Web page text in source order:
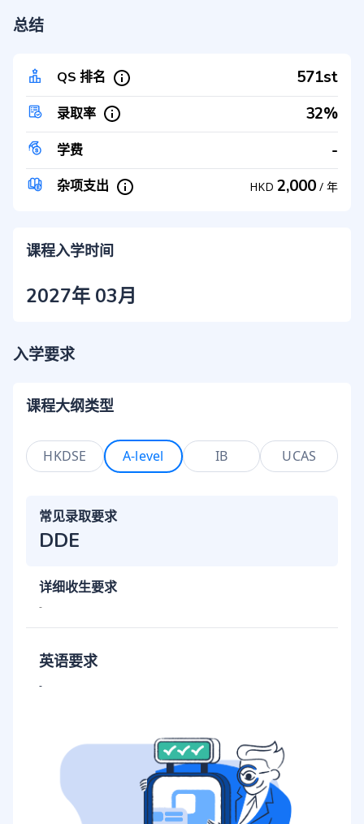
总结
QS 排名 571st
录取率 32%
学费 -
杂项支出 HKD 2,000 / 年
课程入学时间
2027年 03月
入学要求
课程大纲类型
HKDSE A-level IB UCAS
常见录取要求
DDE
详细收生要求
-
英语要求
-